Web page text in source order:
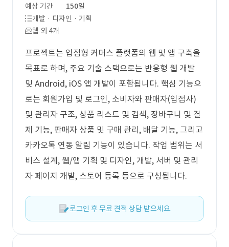
예상 기간
150일
개발 · 디자인 · 기획
웹 외 4개
프로젝트는 입점형 커머스 플랫폼의 웹 및 앱 구축을
목표로 하며, 주요 기술 스택으로는 반응형 웹 개발
및 Android, iOS 앱 개발이 포함됩니다. 핵심 기능으
로는 회원가입 및 로그인, 소비자와 판매자(입점사)
및 관리자 구조, 상품 리스트 및 검색, 장바구니 및 결
제 기능, 판매자 상품 및 구매 관리, 배달 기능, 그리고
카카오톡 연동 알림 기능이 있습니다. 작업 범위는 서
비스 설계, 웹/앱 기획 및 디자인, 개발, 서버 및 관리
자 페이지 개발, 스토어 등록 등으로 구성됩니다.
로그인 후 무료 견적 상담 받으세요.